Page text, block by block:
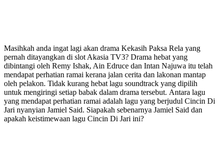
Masihkah anda ingat lagi akan drama Kekasih Paksa Rela yang
pernah ditayangkan di slot Akasia TV3? Drama hebat yang
dibintangi oleh Remy Ishak, Ain Edruce dan Intan Najuwa itu telah
mendapat perhatian ramai kerana jalan cerita dan lakonan mantap
oleh pelakon. Tidak kurang hebat lagu soundtrack yang dipilih
untuk mengiringi setiap babak dalam drama tersebut. Antara lagu
yang mendapat perhatian ramai adalah lagu yang berjudul Cincin Di
Jari nyanyian Jamiel Said. Siapakah sebenarnya Jamiel Said dan
apakah keistimewaan lagu Cincin Di Jari ini?